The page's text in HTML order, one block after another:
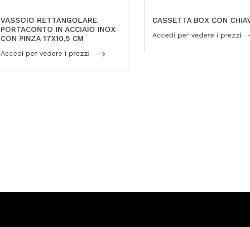
VASSOIO RETTANGOLARE
PORTACONTO IN ACCIAIO INOX
CON PINZA 17X10,5 CM
Accedi per vedere i prezzi
CASSETTA BOX CON
Accedi per vedere i prezzi